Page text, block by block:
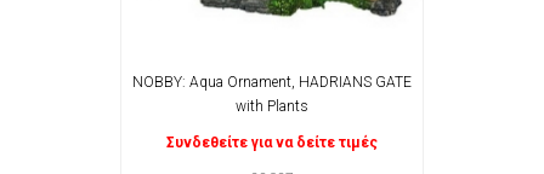
NOBBY: Aqua Ornament, HADRIANS GATE
with Plants
Συνδεθείτε για να δείτε τιμές